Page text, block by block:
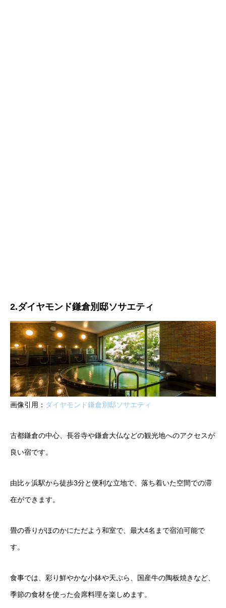
2.ダイヤモンド鎌倉別邸ソサエティ
画像引用： ダイヤモンド鎌倉別邸ソサエティ
古都鎌倉の中心、長谷寺や鎌倉大仏などの観光地へのアクセスが
良い宿です。
由比ヶ浜駅から徒歩3分と便利な立地で、落ち着いた空間での滞
在ができます。
畳の香りがほのかにただよう和室で、最大4名まで宿泊可能で
す。
食事では、彩り鮮やかな小鉢や天ぷら、国産牛の陶板焼きなど、
季節の食材を使った会席料理を楽しめます。